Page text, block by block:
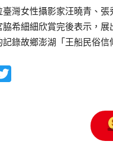
灣女性攝影家汪曉青、
脇希細細欣賞完後表示，
記錄故鄉澎湖「王船民俗